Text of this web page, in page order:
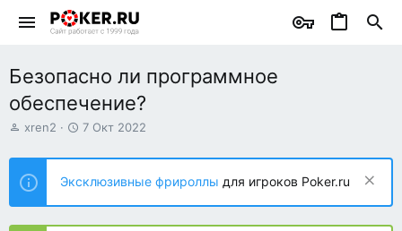
Безопасно ли программное
обеспечение?
А
т
о
р
т
е
xren2
Д
т
н
а
ч
7 Окт 2022
Эксклюзивные фрироллы для игроков Poker.ru